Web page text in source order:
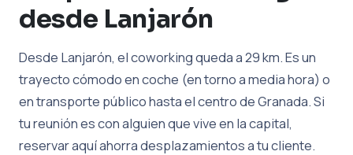
desde Lanjarón
Desde Lanjarón, el coworking queda a 29 km. Es un
trayecto cómodo en coche (en torno a media hora) o
en transporte público hasta el centro de Granada. Si
tu reunión es con alguien que vive en la capital,
reservar aquí ahorra desplazamientos a tu cliente.